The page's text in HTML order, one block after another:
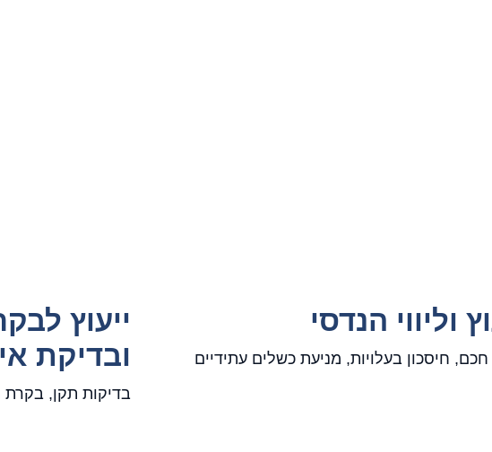
וליווי הנדסי
חכם, חיסכון בעלויות, מניעת כשלים עתידיים
ייעוץ
ובדיקת
בדיקות תקן, בקרת